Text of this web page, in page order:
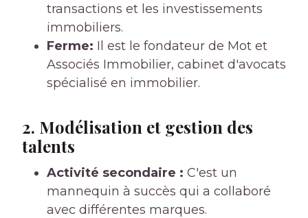
transactions et les investissements
immobiliers.
Ferme: Il est le fondateur de Mot et
Associés Immobilier, cabinet d'avocats
spécialisé en immobilier.
2. Modélisation et gestion des
talents
Activité secondaire : C'est un
mannequin à succès qui a collaboré
avec différentes marques.